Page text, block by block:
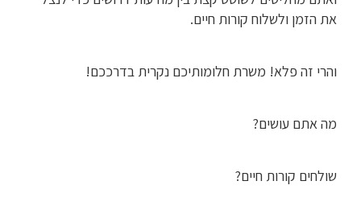
את הזמן ולשלוח קורות חיים.
והרי זה פלא! משרת חלומותיכם נקרית בדרככם!
מה אתם עושים?
שולחים קורות חיים?